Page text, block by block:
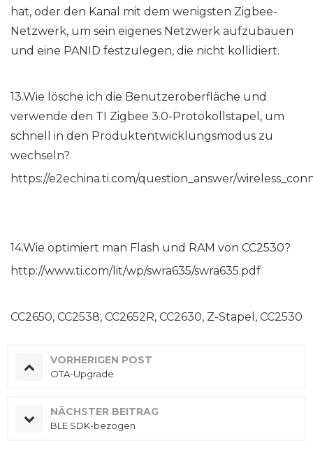
hat, oder den Kanal mit dem wenigsten Zigbee-
Netzwerk, um sein eigenes Netzwerk aufzubauen
und eine PANID festzulegen, die nicht kollidiert.
13.Wie lösche ich die Benutzeroberfläche und
verwende den TI Zigbee 3.0-Protokollstapel, um
schnell in den Produktentwicklungsmodus zu
wechseln?
https://e2echina.ti.com/question_answer/
14.Wie optimiert man Flash und RAM von CC2530?
http://www.ti.com/lit/wp/swra635/swra635.pdf
CC2650, CC2538, CC2652R, CC2630, Z-Stapel, CC2530
VORHERIGEN POST
OTA-Upgrade
NÄCHSTER BEITRAG
BLE SDK-bezogen